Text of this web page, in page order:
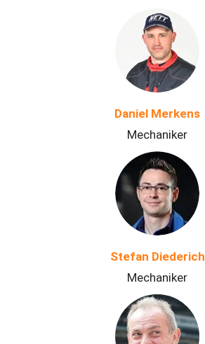
Daniel Merkens
Mechaniker
Stefan Diederich
Mechaniker